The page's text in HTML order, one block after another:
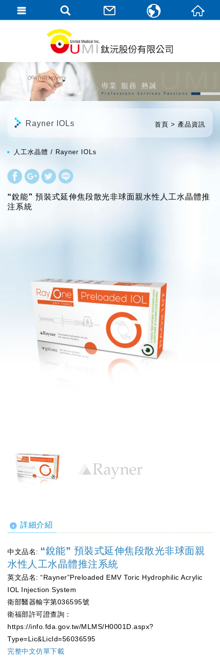
首頁 產品資訊
Rayner IOLs
人工水晶體 Rayner IOLs
“銳能” 預裝式延伸焦段散光非球面親水性人工水晶體推
注系統
詳細介紹
中文品名: “銳能” 預裝式延伸焦段散光非球面親
水性人工水晶體推注系統
英文品名: “Rayner”Preloaded EMV Toric Hydrophilic Acrylic
IOL Injection System
衛部醫器輸字第036595號
衛福部許可證查詢：
https://info.fda.gov.tw/MLMS/H0001D.aspx?
Type=Lic&LicId=56036595
完整中文仿單下載
English